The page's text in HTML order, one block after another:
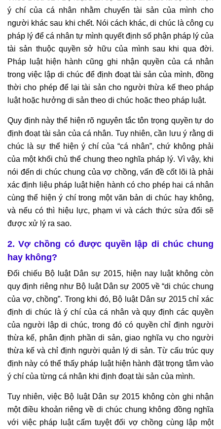
ý chí của cá nhân nhằm chuyển tài sản của mình cho
người khác sau khi chết. Nói cách khác, di chúc là công cụ
pháp lý để cá nhân tự mình quyết định số phận pháp lý của
tài sản thuộc quyền sở hữu của mình sau khi qua đời.
Pháp luật hiện hành cũng ghi nhận quyền của cá nhân
trong việc lập di chúc để định đoạt tài sản của mình, đồng
thời cho phép để lại tài sản cho người thừa kế theo pháp
luật hoặc hưởng di sản theo di chúc hoặc theo pháp luật.
Quy định này thể hiện rõ nguyên tắc tôn trọng quyền tự do
định đoạt tài sản của cá nhân. Tuy nhiên, cần lưu ý rằng di
chúc là sự thể hiện ý chí của “cá nhân”, chứ không phải
của một khối chủ thể chung theo nghĩa pháp lý. Vì vậy, khi
nói đến di chúc chung của vợ chồng, vấn đề cốt lõi là phải
xác định liệu pháp luật hiện hành có cho phép hai cá nhân
cùng thể hiện ý chí trong một văn bản di chúc hay không,
và nếu có thì hiệu lực, phạm vi và cách thức sửa đổi sẽ
được xử lý ra sao.
2. Vợ chồng có được quyền lập di chúc chung
hay không?
Đối chiếu Bộ luật Dân sự 2015, hiện nay luật không còn
quy định riêng như Bộ luật Dân sự 2005 về “di chúc chung
của vợ, chồng”. Trong khi đó, Bộ luật Dân sự 2015 chỉ xác
định di chúc là ý chí của cá nhân và quy định các quyền
của người lập di chúc, trong đó có quyền chỉ định người
thừa kế, phân định phần di sản, giao nghĩa vụ cho người
thừa kế và chỉ định người quản lý di sản. Từ cấu trúc quy
định này có thể thấy pháp luật hiện hành đặt trọng tâm vào
ý chí của từng cá nhân khi định đoạt tài sản của mình.
Tuy nhiên, việc Bộ luật Dân sự 2015 không còn ghi nhận
một điều khoản riêng về di chúc chung không đồng nghĩa
với việc pháp luật cấm tuyệt đối vợ chồng cùng lập một